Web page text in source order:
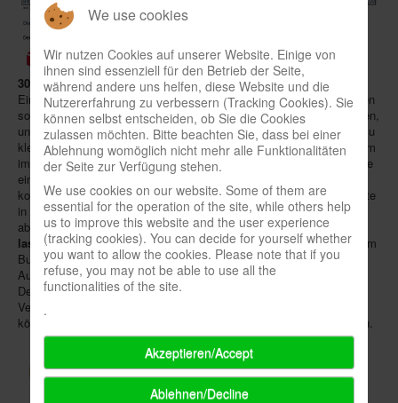
Download spielbox Special 2025
Newsletter
Spieledatenbank
Premium login
Neuheiten-New Games
Köpfe-Heads
Preise-Awards
Branchen-/Wirtschaftsnews
Interviews
Crowdfunding
In eigener Sache-On our own behalf
Archivierte Meldungen-News archive
30.06.2016- Wer die weltgrößte Spielemesse in Essen auch zum
Einkaufen nutzt, fragt sich bald, wo er die Neuerwerbungen verstauen
soll. Selbst die größten Taschen platzen irgendwann aus allen Nähten,
und für manchen mit größerem Budget wird sogar das eigene Auto zu
klein. Der organisierendeFriedhelm Merz Verlaghat dieses Problem
im letzten November mit einer Umfrage ausgelotet, deren Ergebnisse
eindeutig waren, weshalb man jetzt für Abhilfe sorgt: Während der
kommendenSPIELam 13.-16.10. können Besucher ihre Messebeute
in Halle 7 am Stand 7-G101 beim DienstleisterMail Boxes etc.
abgeben und gegen einen Obolus weltweit nach Hause schicken
lassen. So müssen sie sich auf der Heimreise weder im Pkw noch im
Bus, im Zug oder am Flughafen mit sperrigem Spielegepäck plagen.
Auf Wunsch wird die Fracht in Essen auch geeignet verpackt.
Deutsche und andere EU-Kunden sollen im Vergleich zum DHL-
Versand sogar Kosten sparen (siehe Tabelle), Geschäftskunden
können sich unter Tel. 040/39 90 89 60 über Sondertarife informieren.
We use cookies
Wir nutzen Cookies auf unserer Website. Einige von
ihnen sind essenziell für den Betrieb der Seite,
während andere uns helfen, diese Website und die
Nutzererfahrung zu verbessern (Tracking Cookies). Sie
können selbst entscheiden, ob Sie die Cookies
zulassen möchten. Bitte beachten Sie, dass bei einer
Ablehnung womöglich nicht mehr alle Funktionalitäten
der Seite zur Verfügung stehen.
We use cookies on our website. Some of them are
essential for the operation of the site, while others help
us to improve this website and the user experience
(tracking cookies). You can decide for yourself whether
you want to allow the cookies. Please note that if you
refuse, you may not be able to use all the
functionalities of the site.
.
Akzeptieren/Accept
Ablehnen/Decline